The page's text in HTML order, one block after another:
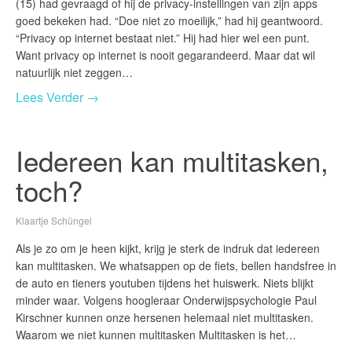
(15) had gevraagd of hij de privacy-instellingen van zijn apps
goed bekeken had. “Doe niet zo moeilijk,” had hij geantwoord.
“Privacy op internet bestaat niet.” Hij had hier wel een punt.
Want privacy op internet is nooit gegarandeerd. Maar dat wil
natuurlijk niet zeggen…
Lees Verder →
Iedereen kan multitasken,
toch?
Klaartje Schüngel
Als je zo om je heen kijkt, krijg je sterk de indruk dat iedereen
kan multitasken. We whatsappen op de fiets, bellen handsfree in
de auto en tieners youtuben tijdens het huiswerk. Niets blijkt
minder waar. Volgens hoogleraar Onderwijspsychologie Paul
Kirschner kunnen onze hersenen helemaal niet multitasken.
Waarom we niet kunnen multitasken Multitasken is het…